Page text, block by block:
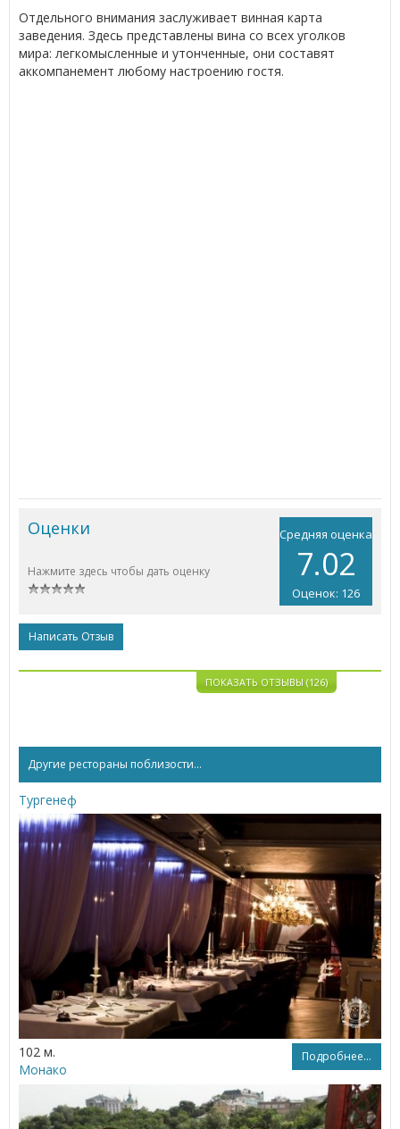
Отдельного внимания заслуживает винная карта
заведения. Здесь представлены вина со всех уголков
мира: легкомысленные и утонченные, они составят
аккомпанемент любому настроению гостя.
Средняя оценка
7.02
Оценок: 126
Оценки
Нажмите здесь чтобы дать оценку
Написать Отзыв
ПОКАЗАТЬ ОТЗЫВЫ (126)
Другие рестораны поблизости...
Тургенеф
102 м. Подробнее...
Монако